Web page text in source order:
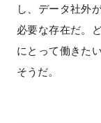
し、データ社外
必要な存在だ。
にとって働きた
そうだ。